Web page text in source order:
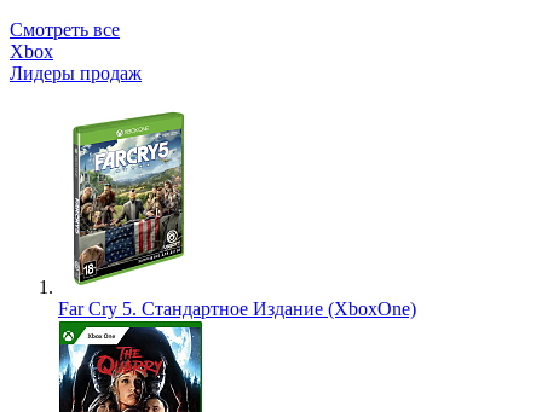
Смотреть все
Xbox
Лидеры продаж
Far Cry 5. Стандартное Издание (XboxOne)